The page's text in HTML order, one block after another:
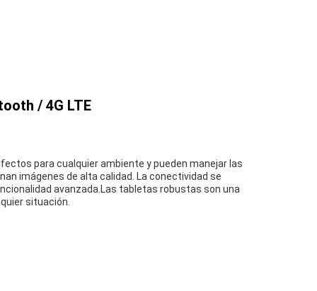
/ 4G LTE
para cualquier ambiente y pueden manejar las
imágenes de alta calidad. La conectividad se
avanzada.Las tabletas robustas son una
situación.